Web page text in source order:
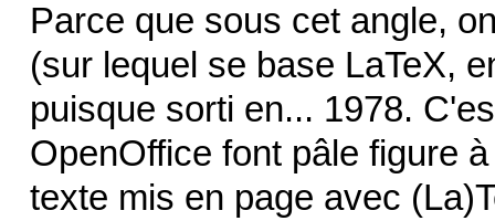
Parce que sous cet angle,
(sur lequel se base LaTeX,
puisque sorti en... 1978.
OpenOffice font pâle figure
texte mis en page avec